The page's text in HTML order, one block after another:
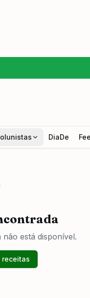
DiaDe
está disponível.
receitas